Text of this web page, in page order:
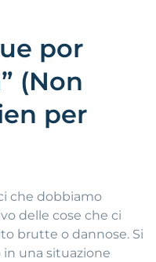
por
(Non
per
che dobbiamo
delle cose che ci
brutte o dannose. Si
una situazione